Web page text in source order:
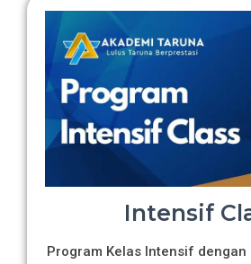
Intensif
Program Kelas Intensif